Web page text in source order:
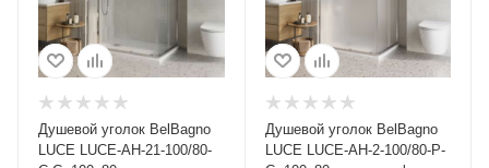
Душевой уголок BelBagno
LUCE LUCE-AH-21-100/80-
Душевой уголок BelBagno
LUCE LUCE-AH-2-100/80-P-